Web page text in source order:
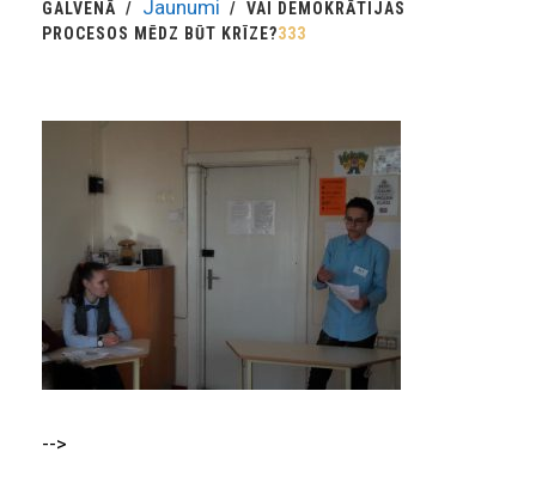
GALVENĀ Jaunumi
VAI DEMOKRĀTIJAS
PROCESOS MĒDZ BŪT KRĪZE?333
-->